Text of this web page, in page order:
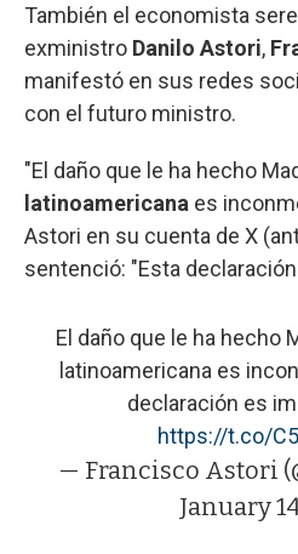
También el economista
exministro Danilo Astori,
manifestó en sus redes
con el futuro ministro.
"El daño que le ha hecho
latinoamericana es
Astori en su cuenta de X
sentenció: "Esta
El daño que le ha hecho
latinoamericana es
declaración es
https://t.co/
— Francisco Astori
January